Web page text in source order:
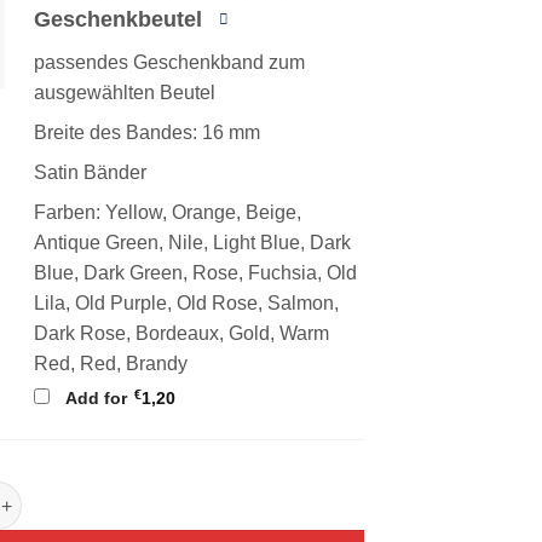
Geschenkbeutel
passendes Geschenkband zum
ausgewählten Beutel
Breite des Bandes: 16 mm
Satin Bänder
Farben: Yellow, Orange, Beige,
Antique Green, Nile, Light Blue, Dark
Blue, Dark Green, Rose, Fuchsia, Old
Lila, Old Purple, Old Rose, Salmon,
Dark Rose, Bordeaux, Gold, Warm
Red, Red, Brandy
Add for €1,20
für Weihnachten mit Tannengold Menge